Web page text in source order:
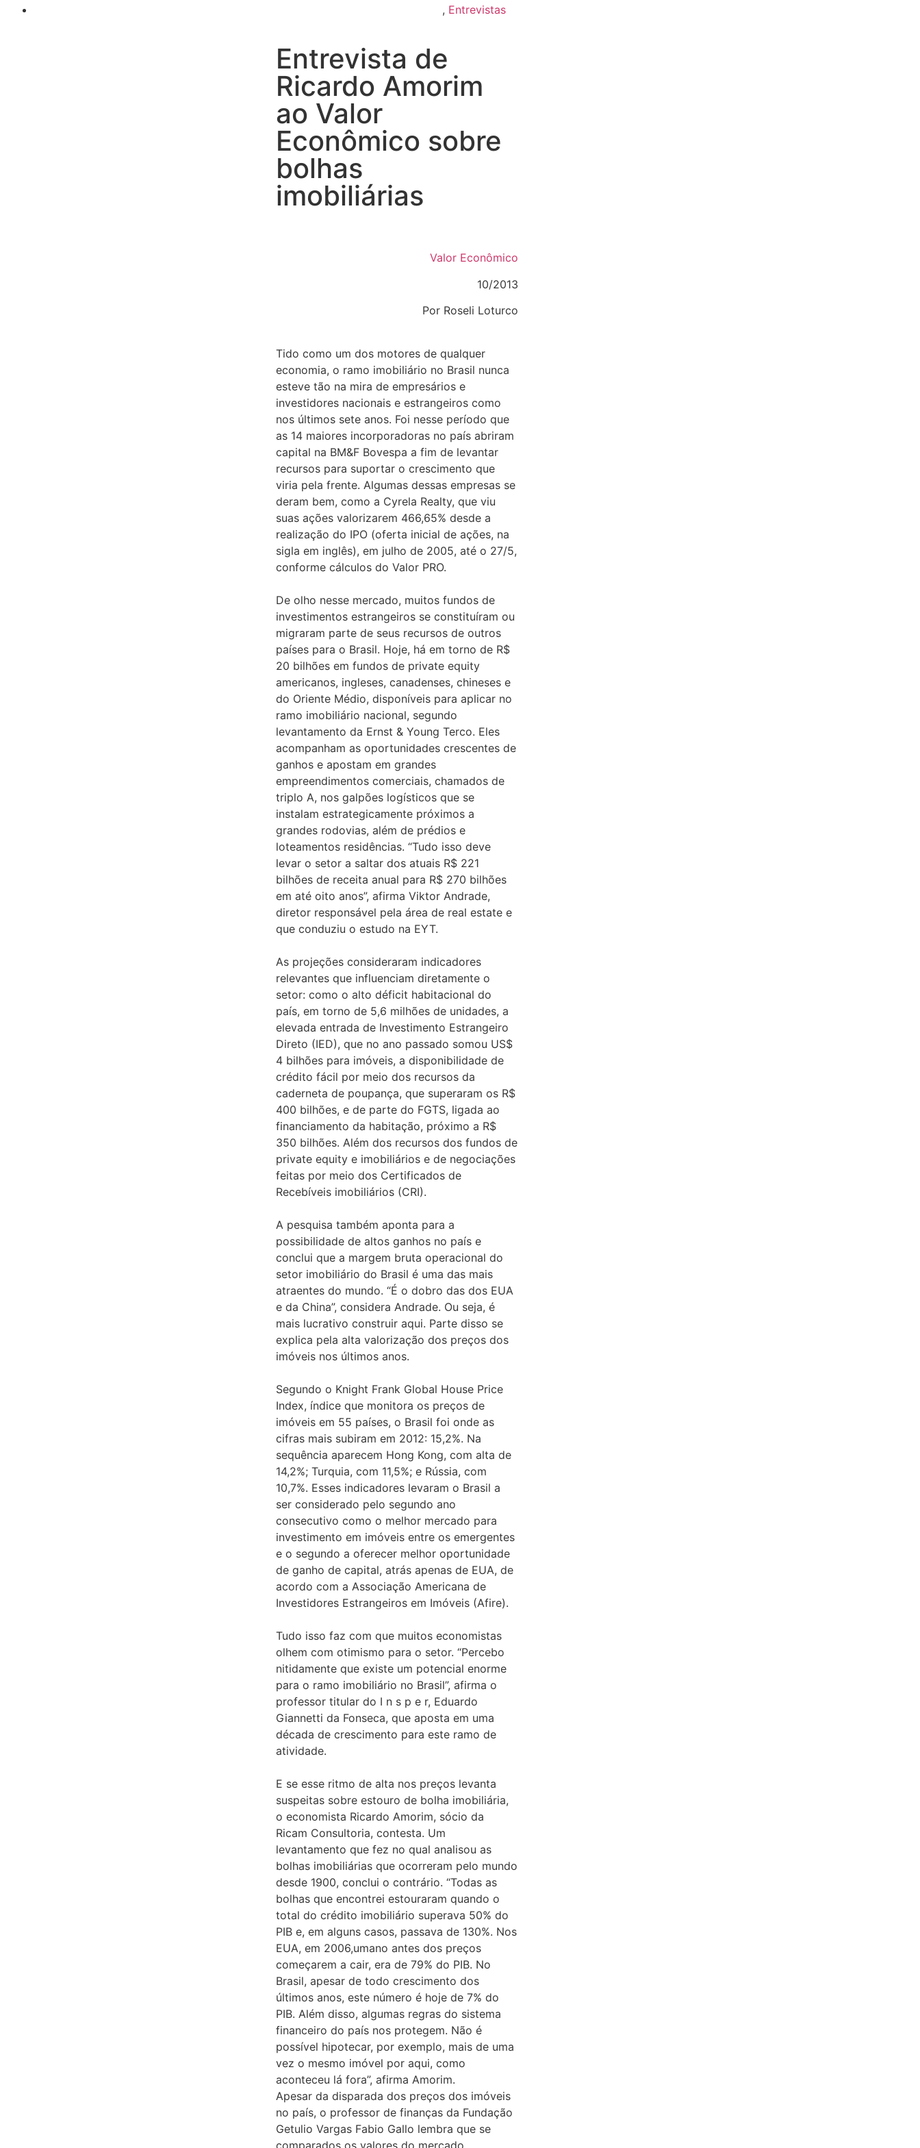
, Entrevistas
Entrevista de
Ricardo Amorim
ao Valor
Econômico sobre
bolhas
imobiliárias
Valor Econômico
10/2013
Por Roseli Loturco
Tido como um dos motores de qualquer
economia, o ramo imobiliário no Brasil nunca
esteve tão na mira de empresários e
investidores nacionais e estrangeiros como
nos últimos sete anos. Foi nesse período que
as 14 maiores incorporadoras no país abriram
capital na BM&F Bovespa a fim de levantar
recursos para suportar o crescimento que
viria pela frente. Algumas dessas empresas se
deram bem, como a Cyrela Realty, que viu
suas ações valorizarem 466,65% desde a
realização do IPO (oferta inicial de ações, na
sigla em inglês), em julho de 2005, até o 27/5,
conforme cálculos do Valor PRO.
De olho nesse mercado, muitos fundos de
investimentos estrangeiros se constituíram ou
migraram parte de seus recursos de outros
países para o Brasil. Hoje, há em torno de R$
20 bilhões em fundos de private equity
americanos, ingleses, canadenses, chineses e
do Oriente Médio, disponíveis para aplicar no
ramo imobiliário nacional, segundo
levantamento da Ernst & Young Terco. Eles
acompanham as oportunidades crescentes de
ganhos e apostam em grandes
empreendimentos comerciais, chamados de
triplo A, nos galpões logísticos que se
instalam estrategicamente próximos a
grandes rodovias, além de prédios e
loteamentos residências. “Tudo isso deve
levar o setor a saltar dos atuais R$ 221
bilhões de receita anual para R$ 270 bilhões
em até oito anos”, afirma Viktor Andrade,
diretor responsável pela área de real estate e
que conduziu o estudo na EYT.
As projeções consideraram indicadores
relevantes que influenciam diretamente o
setor: como o alto déficit habitacional do
país, em torno de 5,6 milhões de unidades, a
elevada entrada de Investimento Estrangeiro
Direto (IED), que no ano passado somou US$
4 bilhões para imóveis, a disponibilidade de
crédito fácil por meio dos recursos da
caderneta de poupança, que superaram os R$
400 bilhões, e de parte do FGTS, ligada ao
financiamento da habitação, próximo a R$
350 bilhões. Além dos recursos dos fundos de
private equity e imobiliários e de negociações
feitas por meio dos Certificados de
Recebíveis imobiliários (CRI).
A pesquisa também aponta para a
possibilidade de altos ganhos no país e
conclui que a margem bruta operacional do
setor imobiliário do Brasil é uma das mais
atraentes do mundo. “É o dobro das dos EUA
e da China”, considera Andrade. Ou seja, é
mais lucrativo construir aqui. Parte disso se
explica pela alta valorização dos preços dos
imóveis nos últimos anos.
Segundo o Knight Frank Global House Price
Index, índice que monitora os preços de
imóveis em 55 países, o Brasil foi onde as
cifras mais subiram em 2012: 15,2%. Na
sequência aparecem Hong Kong, com alta de
14,2%; Turquia, com 11,5%; e Rússia, com
10,7%. Esses indicadores levaram o Brasil a
ser considerado pelo segundo ano
consecutivo como o melhor mercado para
investimento em imóveis entre os emergentes
e o segundo a oferecer melhor oportunidade
de ganho de capital, atrás apenas de EUA, de
acordo com a Associação Americana de
Investidores Estrangeiros em Imóveis (Afire).
Tudo isso faz com que muitos economistas
olhem com otimismo para o setor. “Percebo
nitidamente que existe um potencial enorme
para o ramo imobiliário no Brasil”, afirma o
professor titular do I n s p e r, Eduardo
Giannetti da Fonseca, que aposta em uma
década de crescimento para este ramo de
atividade.
E se esse ritmo de alta nos preços levanta
suspeitas sobre estouro de bolha imobiliária,
o economista Ricardo Amorim, sócio da
Ricam Consultoria, contesta. Um
levantamento que fez no qual analisou as
bolhas imobiliárias que ocorreram pelo mundo
desde 1900, conclui o contrário. “Todas as
bolhas que encontrei estouraram quando o
total do crédito imobiliário superava 50% do
PIB e, em alguns casos, passava de 130%. Nos
EUA, em 2006,umano antes dos preços
começarem a cair, era de 79% do PIB. No
Brasil, apesar de todo crescimento dos
últimos anos, este número é hoje de 7% do
PIB. Além disso, algumas regras do sistema
financeiro do país nos protegem. Não é
possível hipotecar, por exemplo, mais de uma
vez o mesmo imóvel por aqui, como
aconteceu lá fora”, afirma Amorim.
Apesar da disparada dos preços dos imóveis
no país, o professor de finanças da Fundação
Getulio Vargas Fabio Gallo lembra que se
comparados os valores do mercado